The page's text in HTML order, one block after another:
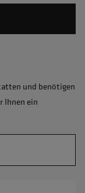
und benötigen
Ihnen ein